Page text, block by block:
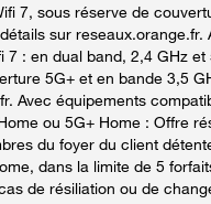
7, sous réserve de
sur reseaux.orange.fr.
7 : en dual band, 2,4 GHz et
5G+ et en bande 3,5
Avec équipements
ou 5G+ Home : Offre
du foyer du client
dans la limite de 5
de résiliation ou de